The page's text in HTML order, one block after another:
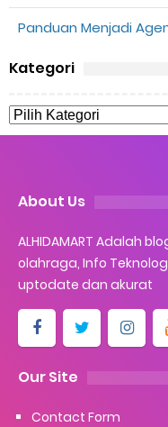
Panduan Menjadi
Kategori
About Us
ALHIDAMART Adalah
olahraga, Info
uptodate dan akurat
Our Site
Contact Form